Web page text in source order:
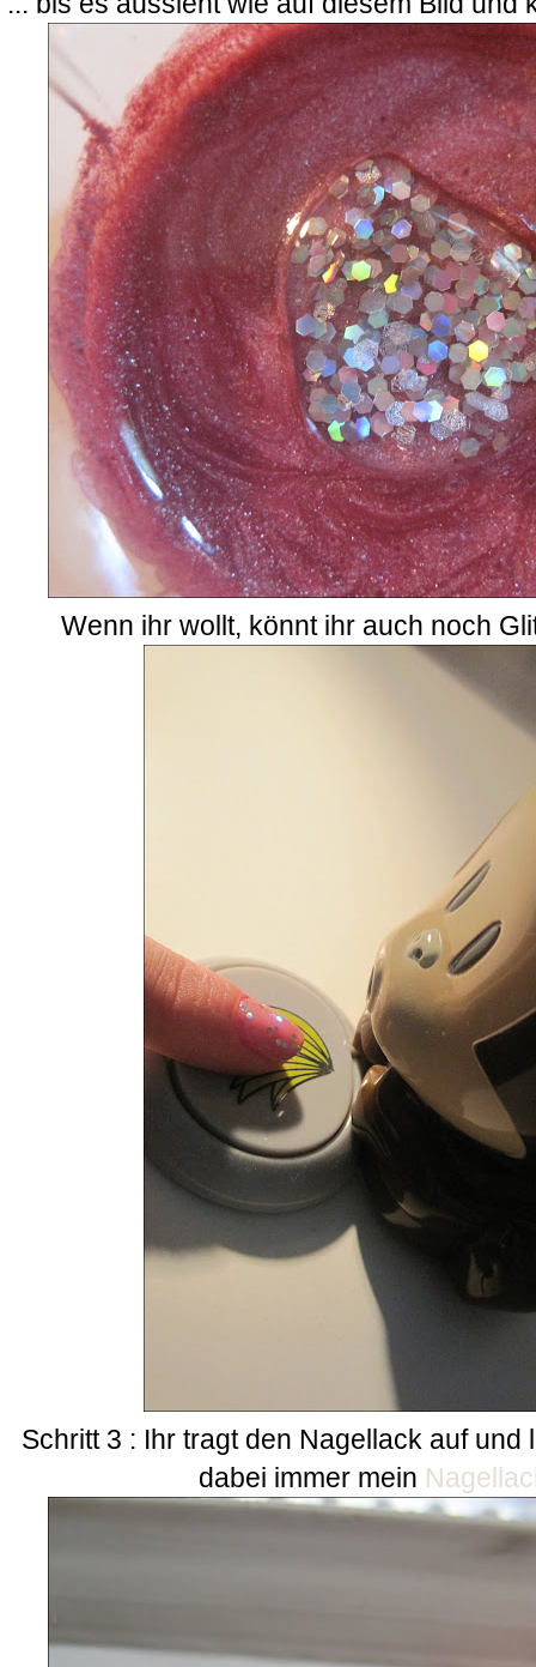
Wenn ihr wollt, könnt ihr auch noch
Schritt 3 : Ihr tragt den Nagellack auf und
dabei immer mein